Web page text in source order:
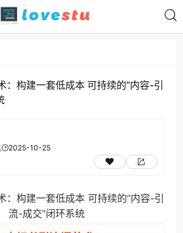
：构建一套低成本 可持续的“内容-引
2025-10-25
：构建一套低成本 可持续的“内容-引
流-成交”闭环系统